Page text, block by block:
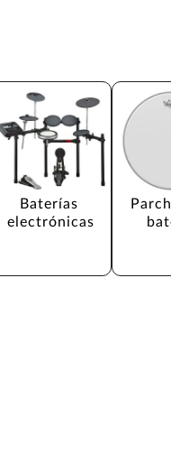
Baterías
electrónicas